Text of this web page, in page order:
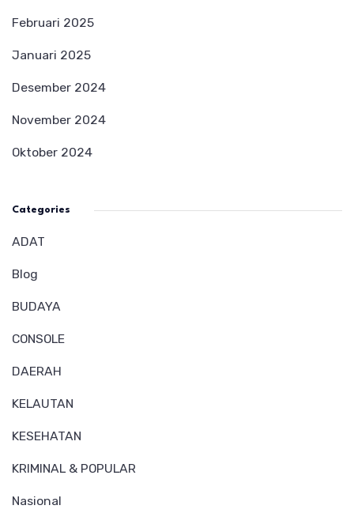
Februari 2025
Januari 2025
Desember 2024
November 2024
Oktober 2024
Categories
ADAT
Blog
BUDAYA
CONSOLE
DAERAH
KELAUTAN
KESEHATAN
KRIMINAL & POPULAR
Nasional